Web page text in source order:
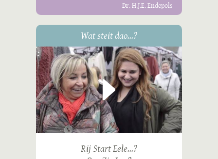
Dr. H.J.E. Endepols
Wat steit dao...?
Rij Start Eele...?